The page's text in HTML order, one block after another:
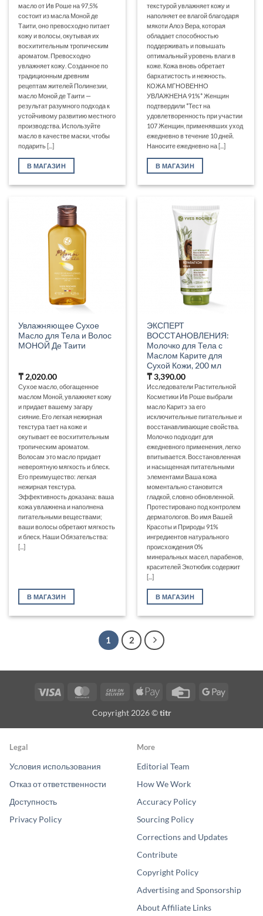
масло от Ив Роше на 97,5%
состоит из масла Моной де
Таити, оно превосходно питает
кожу и волосы, окутывая их
восхитительным тропическим
ароматом. Превосходно
увлажняет кожу. Созданное по
традиционным древним
рецептам жителей Полинезии,
масло Моной де Таити —
результат разумного подхода к
устойчивому развитию местного
производства. Используйте
масло в качестве маски, чтобы
подарить [...]
В МАГАЗИН
текстурой увлажняет кожу и
наполняет ее влагой благодаря
мякоти Алоэ Вера, которая
обладает способностью
поддерживать и повышать
оптимальный уровень влаги в
коже. Кожа вновь обретает
бархатистость и нежность.
КОЖА МГНОВЕННО
УВЛАЖНЕНА 91%* Женщин
подтвердили *Тест на
удовлетворенность при участии
107 Женщин, применявших уход
ежедневно в течение 10 дней.
Наносите ежедневно на [...]
В МАГАЗИН
Увлажняющее Сухое
Масло для Тела и Волос
МОНОЙ Де Таити
₸ 2,020.00
Сухое масло, обогащенное
маслом Моной, увлажняет кожу
и придает вашему загару
сияние. Его легкая нежирная
текстура тает на коже и
окутывает ее восхитительным
тропическим ароматом.
Волосам это масло придает
невероятную мягкость и блеск.
Его преимущество: легкая
нежирная текстура.
Эффективность доказана: ваша
кожа увлажнена и наполнена
питательными веществами;
ваши волосы обретают мягкость
и блеск. Наши Обязательства:
[...]
В МАГАЗИН
ЭКСПЕРТ
ВОССТАНОВЛЕНИЯ:
Молочко для Тела с
Маслом Карите для
Сухой Кожи, 200 мл
₸3,390.00
Исследователи Растительной
Косметики Ив Роше выбрали
масло Каритэ за его
исключительные питательные и
восстанавливающие свойства.
Молочко подходит для
ежедневного применения, легко
впитывается. Восстановленная
и насыщенная питательными
элементами Ваша кожа
моментально становится
гладкой, словно обновленной.
Протестировано под контролем
дерматологов. Во имя Вашей
Красоты и Природы 91%
ингредиентов натурального
происхождения 0%
минеральных масел, парабенов,
красителей Экотюбик содержит
[...]
В МАГАЗИН
1 2
Visa MasterCardCash
Delivery
Apple
Credit
Google
Copyright 2026 ©titr
Legal
Условия использования
Отказ от ответственности
Доступность
Privacy Policy
More
Editorial Team
How We Work
Accuracy Policy
Sourcing Policy
Corrections and Updates
Contribute
Copyright Policy
Advertising and Sponsorship
About Affiliate Links